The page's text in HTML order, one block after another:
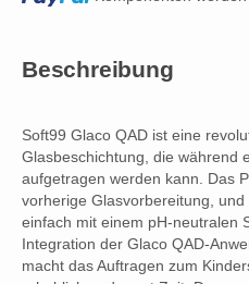
Beschreibung
Soft99 Glaco QAD ist eine
Glasbeschichtung, die während
aufgetragen werden kann. Das
vorherige Glasvorbereitung,
einfach mit einem pH-neutralen
Integration der Glaco QAD-
macht das Auftragen zum